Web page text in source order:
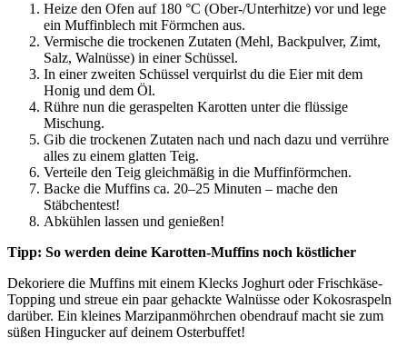
Heize den Ofen auf 180 °C (Ober-/Unterhitze) vor und lege
ein Muffinblech mit Förmchen aus.
Vermische die trockenen Zutaten (Mehl, Backpulver, Zimt,
Salz, Walnüsse) in einer Schüssel.
In einer zweiten Schüssel verquirlst du die Eier mit dem
Honig und dem Öl.
Rühre nun die geraspelten Karotten unter die flüssige
Mischung.
Gib die trockenen Zutaten nach und nach dazu und verrühre
alles zu einem glatten Teig.
Verteile den Teig gleichmäßig in die Muffinförmchen.
Backe die Muffins ca. 20–25 Minuten – mache den
Stäbchentest!
Abkühlen lassen und genießen!
Tipp: So werden deine Karotten-Muffins noch köstlicher
Dekoriere die Muffins mit einem Klecks Joghurt oder Frischkäse-
Topping und streue ein paar gehackte Walnüsse oder Kokosraspeln
darüber. Ein kleines Marzipanmöhrchen obendrauf macht sie zum
süßen Hingucker auf deinem Osterbuffet!